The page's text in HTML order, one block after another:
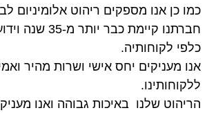
כמו כן אנו מספקים ריהוט אלומיניום
חברתנו קיימת כבר
כלפי לקוחותיה.
אנו מעניקים יחס אישי ושרות מהיר
ללקוחותינו.
הריהוט שלנו באיכות גבוהה ואנו